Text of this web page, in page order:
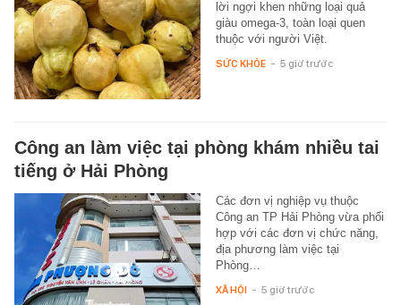
lời ngợi khen những loại quả
giàu omega-3, toàn loại quen
thuộc với người Việt.
SỨC KHỎE - 5 giờ trước
Công an làm việc tại phòng khám nhiều tai
tiếng ở Hải Phòng
Các đơn vị nghiệp vụ thuộc
Công an TP Hải Phòng vừa phối
hợp với các đơn vị chức năng,
địa phương làm việc tại
Phòng…
XÃ HỘI - 5 giờ trước